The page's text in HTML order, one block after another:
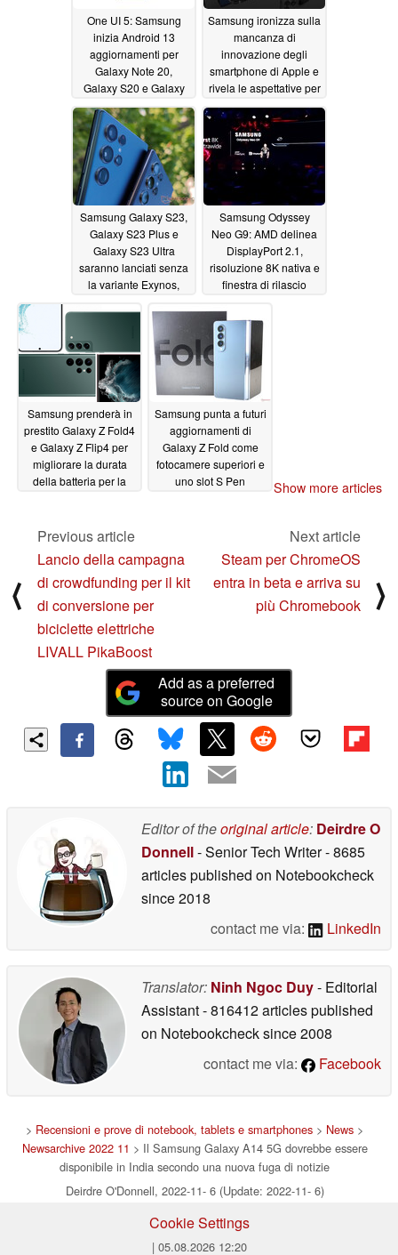
One UI 5: Samsung
inizia Android 13
aggiornamenti per
Galaxy Note 20,
Galaxy S20 e Galaxy
serie S2111/07/2022
Samsung ironizza sulla
mancanza di
innovazione degli
smartphone di Apple e
rivela le aspettative per
un iPhone pieghevole
11/06/2022
Samsung Galaxy S23,
Galaxy S23 Plus e
Galaxy S23 Ultra
saranno lanciati senza
la variante Exynos,
annuncia un "nuovo
11/06/2022
Samsung Odyssey
Neo G9: AMD delinea
DisplayPort 2.1,
risoluzione 8K nativa e
finestra di rilascio
monitor gaming ultra-
wide di prossima
generazione
Samsung prenderà in
prestito Galaxy Z Fold4
e Galaxy Z Flip4 per
migliorare la durata
della batteria per la
11/05/2022
Samsung punta a futuri
aggiornamenti di
Galaxy Z Fold come
fotocamere superiori e
uno slot S Pen
Show more articles
⟨
Previous article
Lancio della campagna
di crowdfunding per il kit
di conversione per
biciclette elettriche
LIVALL PikaBoost
Next article
Steam per ChromeOS
entra in beta e arriva su
più Chromebook
⟩
Add as a preferred
source on Google
Editor of theoriginal article: Deirdre O
Donnell- Senior Tech Writer- 8685
articles published on Notebookcheck
since 2018
contact me via:
LinkedIn
Translator: Ninh Ngoc Duy- Editorial
Assistant- 816412 articles published
on Notebookchecksince 2008
contact me via:
Facebook
> Recensioni e prove di notebook, tablets e smartphones > News >
Newsarchive 2022 11 > Il Samsung Galaxy A14 5G dovrebbe essere
disponibile in India secondo una nuova fuga di notizie
Deirdre O'Donnell, 2022-11- 6 (Update: 2022-11- 6)
Cookie Settings
| 05.08.2026 12:20